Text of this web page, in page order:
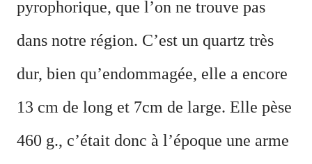
pyrophorique, que l’on ne trouve pas
dans notre région. C’est un quartz très
dur, bien qu’endommagée, elle a encore
13 cm de long et 7cm de large. Elle pèse
460 g., c’était donc à l’époque une arme